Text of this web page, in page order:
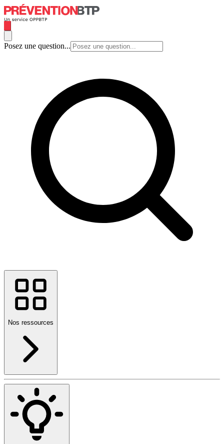
Posez une question...
Nos ressources